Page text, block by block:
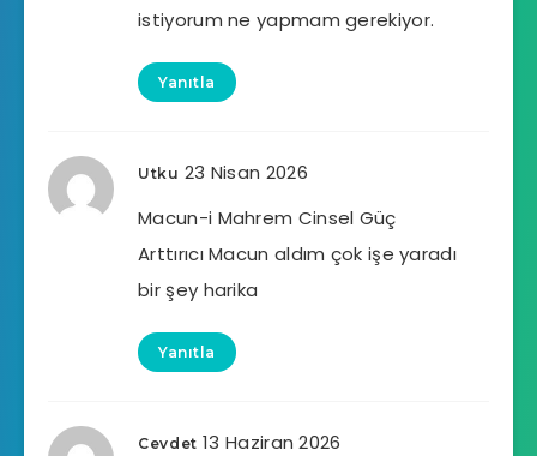
istiyorum ne yapmam gerekiyor.
Yanıtla
Utku 23 Nisan 2026
Macun-i Mahrem Cinsel Güç
Arttırıcı Macun aldım çok işe yaradı
bir şey harika
Yanıtla
Cevdet 13 Haziran 2026